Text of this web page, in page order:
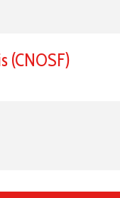
(CNOSF)